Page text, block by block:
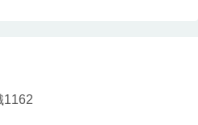
1162